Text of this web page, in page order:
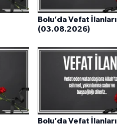
Bolu’da Vefat İlanları
(03.08.2026)
Bolu’da Vefat İlanları